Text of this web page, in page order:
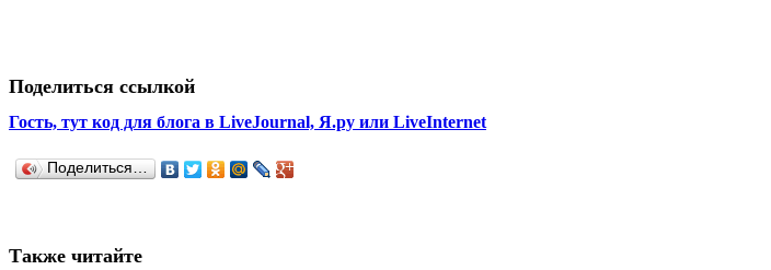
Поделиться ссылкой
Гость, тут код для блога в LiveJournal, Я.ру или LiveInternet
Поделиться…
Также читайте